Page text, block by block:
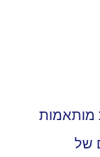
מותאמות
של